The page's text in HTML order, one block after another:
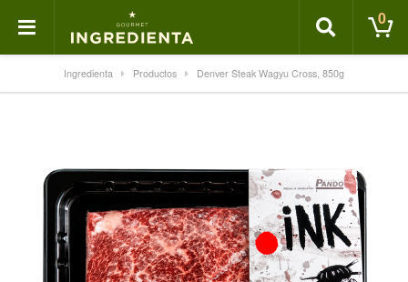
0
Ingredienta Productos Denver Steak Wagyu Cross, 850g